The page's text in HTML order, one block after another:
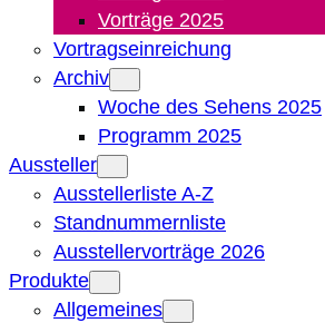
Vorträge 2025
Vortragseinreichung
Archiv
Woche des Sehens 2025
Programm 2025
Aussteller
Ausstellerliste A-Z
Standnummernliste
Ausstellervorträge 2026
Produkte
Allgemeines